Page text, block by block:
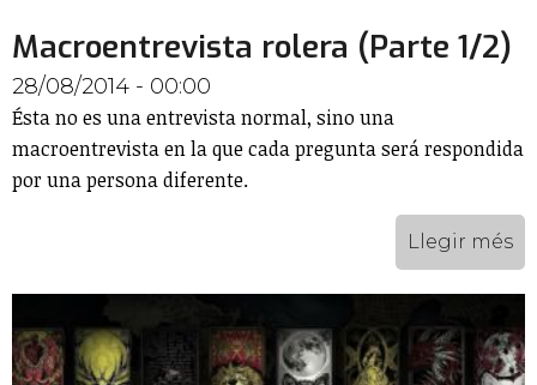
Macroentrevista rolera (Parte 1/2)
28/08/2014 - 00:00
Ésta no es una entrevista normal, sino una
macroentrevista en la que cada pregunta será respondida
por una persona diferente.
Llegir més